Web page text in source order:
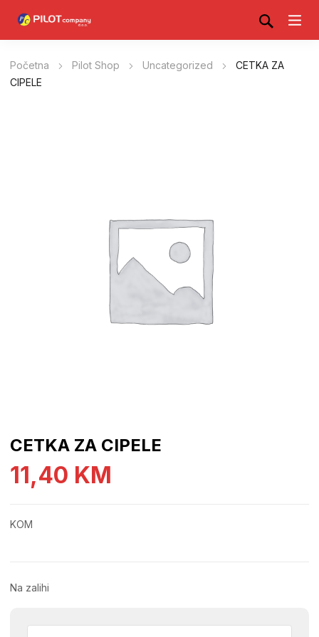
Početna Pilot Shop Uncategorized
CETKA ZA
CIPELE
CETKA ZA CIPELE
11,40 KM
KOM
Na zalihi